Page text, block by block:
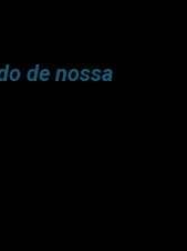
de nossa